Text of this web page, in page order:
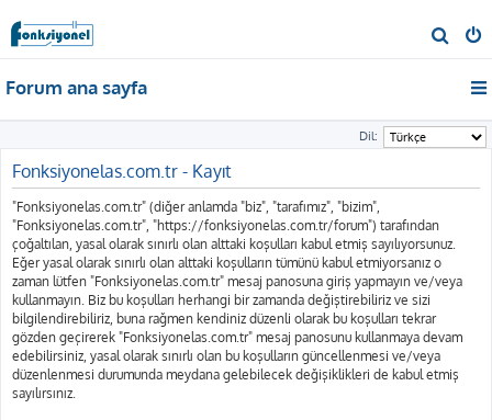
r
Forum ana sayfa
Dil:
Fonksiyonelas.com.tr - Kayıt
"Fonksiyonelas.com.tr" (diğer anlamda "biz", "tarafımız", "bizim",
"Fonksiyonelas.com.tr", "https://fonksiyonelas.com.tr/forum") tarafından
çoğaltılan, yasal olarak sınırlı olan alttaki koşulları kabul etmiş sayılıyorsunuz.
Eğer yasal olarak sınırlı olan alttaki koşulların tümünü kabul etmiyorsanız o
zaman lütfen "Fonksiyonelas.com.tr" mesaj panosuna giriş yapmayın ve/veya
kullanmayın. Biz bu koşulları herhangi bir zamanda değiştirebiliriz ve sizi
bilgilendirebiliriz, buna rağmen kendiniz düzenli olarak bu koşulları tekrar
gözden geçirerek "Fonksiyonelas.com.tr" mesaj panosunu kullanmaya devam
edebilirsiniz, yasal olarak sınırlı olan bu koşulların güncellenmesi ve/veya
düzenlenmesi durumunda meydana gelebilecek değişiklikleri de kabul etmiş
sayılırsınız.